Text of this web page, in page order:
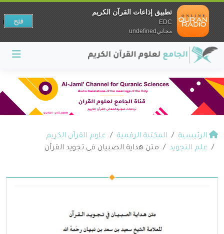
الرئيسية المكتبة الرقمية
علوم القرآن الكريم
علم التجويد
متن هداية الصبيان في تجويد القرآن
تطبيق إذاعات القرآن الكريم
EDC
مجانيundefined
فتح